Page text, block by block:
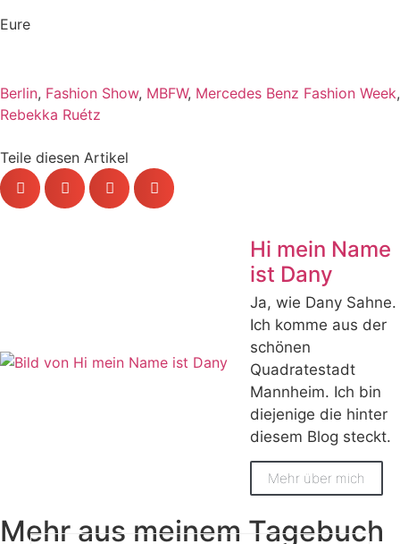
Eure
Berlin, Fashion Show, MBFW, Mercedes Benz Fashion Week,
Rebekka Ruétz
Teile diesen Artikel
Hi mein Name
ist Dany
Ja, wie Dany Sahne.
Ich komme aus der
schönen
Quadratestadt
Mannheim. Ich bin
diejenige die hinter
diesem Blog steckt.
Mehr über mich
Mehr aus meinem Tagebuch